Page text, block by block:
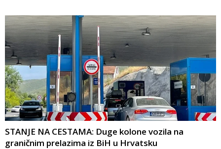
STANJE NA CESTAMA: Duge kolone vozila na
graničnim prelazima iz BiH u Hrvatsku